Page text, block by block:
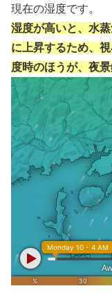
現在の湿度です。
湿度が高いと、水
に上昇するため、
度時のほうが、夜